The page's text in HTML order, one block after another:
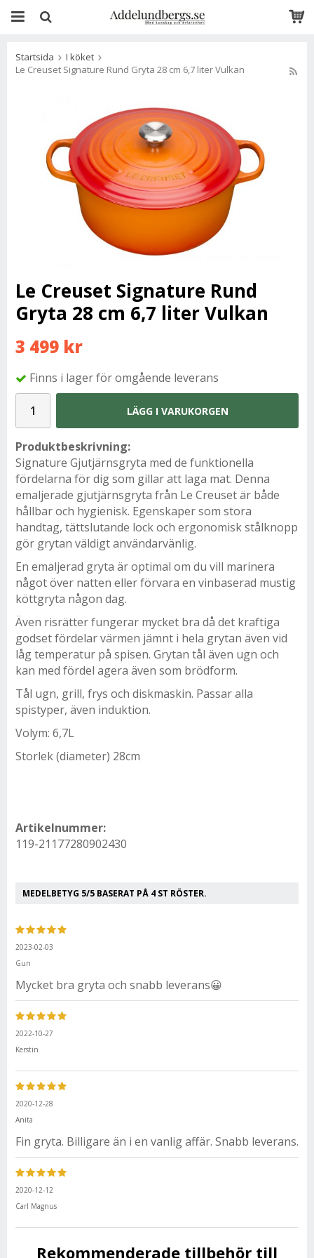
Startsida
I köket
Le Creuset Signature Rund Gryta 28 cm 6,7 liter Vulkan
Le Creuset Signature Rund
Gryta 28 cm 6,7 liter Vulkan
3 499 kr
Finns i lager för omgående leverans
LÄGG I VARUKORGEN
Produktbeskrivning:
Signature Gjutjärnsgryta med de funktionella
fördelarna för dig som gillar att laga mat. Denna
emaljerade gjutjärnsgryta från Le Creuset är både
hållbar och hygienisk. Egenskaper som stora
handtag, tättslutande lock och ergonomisk stålknopp
gör grytan väldigt användarvänlig.
En emaljerad gryta är optimal om du vill marinera
något över natten eller förvara en vinbaserad mustig
köttgryta någon dag.
Även risrätter fungerar mycket bra då det kraftiga
godset fördelar värmen jämnt i hela grytan även vid
låg temperatur på spisen. Grytan tål även ugn och
kan med fördel agera även som brödform.
Tål ugn, grill, frys och diskmaskin. Passar alla
spistyper, även induktion.
Volym: 6,7L
Storlek (diameter) 28cm
Artikelnummer:
119-21177280902430
MEDELBETYG 5/5 BASERAT PÅ 4 ST RÖSTER.
2023-02-03
Gun
Mycket bra gryta och snabb leverans😀
2022-10-27
Kerstin
2020-12-28
Anita
Fin gryta. Billigare än i en vanlig affär. Snabb leverans.
2020-12-12
Carl Magnus
Rekommenderade tillbehör till